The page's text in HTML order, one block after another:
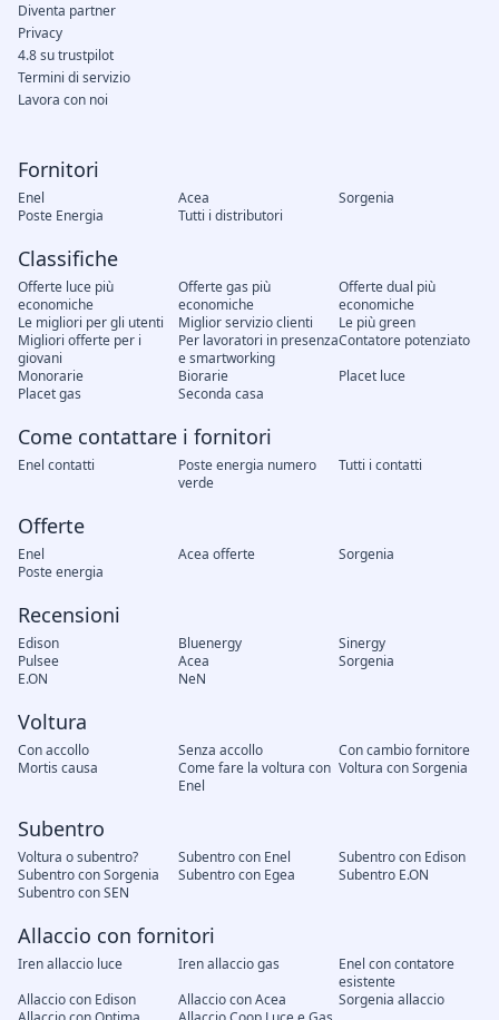
Fornitori
Enel Acea
Sorgenia
Poste Energia
Tutti i distributori
Classifiche
Offerte luce più
economiche
Offerte gas più
economiche
Offerte dual più
economiche
Le migliori per gli utenti
Miglior servizio clienti
Le più green
Migliori offerte per i
giovani
Per lavoratori in presenza
e smartworking
Contatore potenziato
Monorarie
Biorarie
Placet luce
Placet gas
Seconda casa
Come contattare i fornitori
Enel contatti
Poste energia numero
verde
Tutti i contatti
Offerte
Enel Acea offerte
Sorgenia
Poste energia
Recensioni
Edison Bluenergy
Sinergy
Pulsee
Acea
Sorgenia
E.ON
NeN
Voltura
Con accollo Senza accollo
Con cambio fornitore
Mortis causa
Come fare la voltura con
Enel
Voltura con Sorgenia
Subentro
Voltura o subentro? Subentro con Enel
Subentro con Edison
Subentro con Sorgenia
Subentro con Egea
Subentro E.ON
Subentro con SEN
Allaccio con fornitori
Iren allaccio luce Iren allaccio gas
Enel con contatore
esistente
Allaccio con Edison
Allaccio con Acea
Sorgenia allaccio
Diventa partner
Privacy
4.8 su trustpilot
Termini di servizio
Lavora con noi